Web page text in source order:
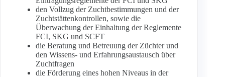
den Vollzug der Zuchtbestimmungen und der
Zuchtstättenkontrollen, sowie die
Überwachung der Einhaltung der Reglemente
FCI, SKG und SCFT
die Beratung und Betreuung der Züchter und
den Wissens- und Erfahrungsaustausch über
Zuchtfragen
die Förderung eines hohen Niveaus in der